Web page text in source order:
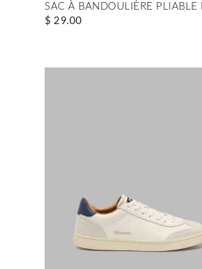
SAC À BANDOULIÈRE PLIABLE
$ 29.00